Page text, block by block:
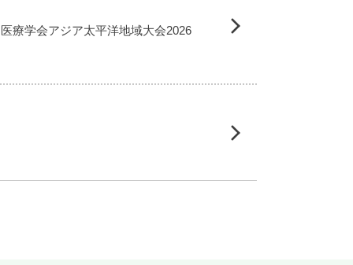
療学会アジア太平洋地域大会2026